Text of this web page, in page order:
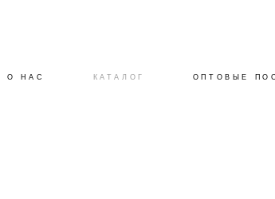
О НАС КАТАЛОГ ОПТОВЫЕ